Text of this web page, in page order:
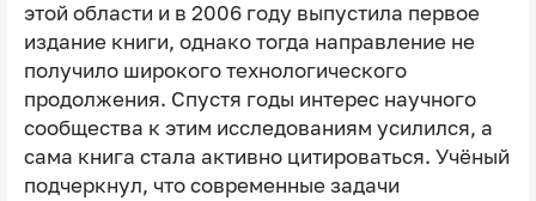
этой области и в 2006 году выпустила первое
издание книги, однако тогда направление не
получило широкого технологического
продолжения. Спустя годы интерес научного
сообщества к этим исследованиям усилился, а
сама книга стала активно цитироваться. Учёный
подчеркнул, что современные задачи